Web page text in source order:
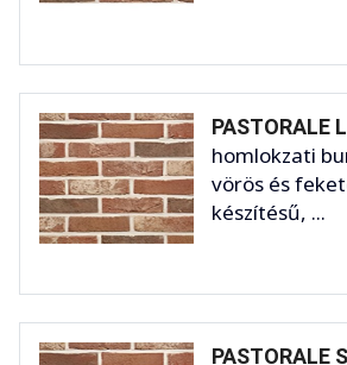
PASTORALE
homlokzati
vörös és
készítésű, ...
PASTORALE